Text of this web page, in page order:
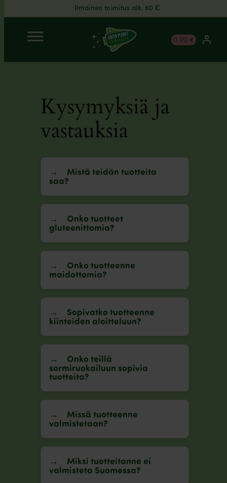
Ilmainen toimitus alk. 60 €
0,00 €
Kysymyksiä ja
vastauksia
Mistä teidän tuotteita
saa?
Onko tuotteet
gluteenittomia?
Onko tuotteenne
maidottomia?
Sopivatko tuotteenne
kiinteiden aloitteluun?
Onko teillä
sormiruokailuun sopivia
tuotteita?
Missä tuotteenne
valmistetaan?
Miksi tuotteitanne ei
valmisteta Suomessa?